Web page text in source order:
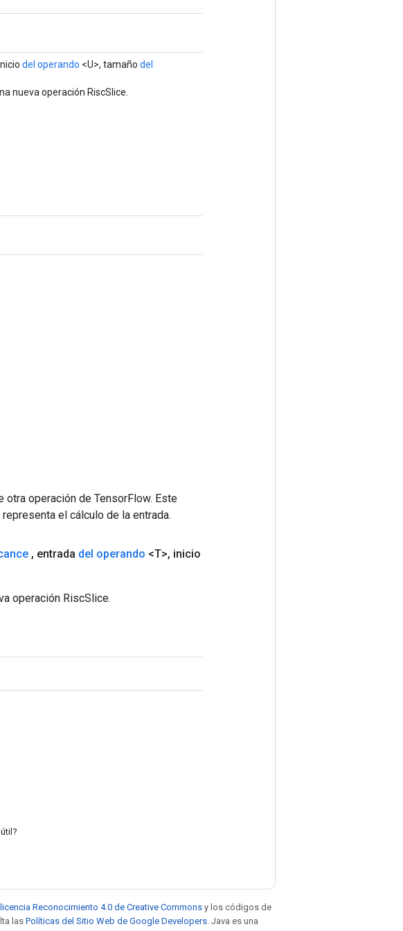
del operando <U>, tamaño del
nueva operación RiscSlice.
operación de TensorFlow. Este
el cálculo de la entrada.
, entrada del operando <T>, inicio
operación RiscSlice.
licencia Reconocimiento 4.0 de Creative Commons y los códigos de
lasPolíticas del Sitio Web de Google Developers . Java es una